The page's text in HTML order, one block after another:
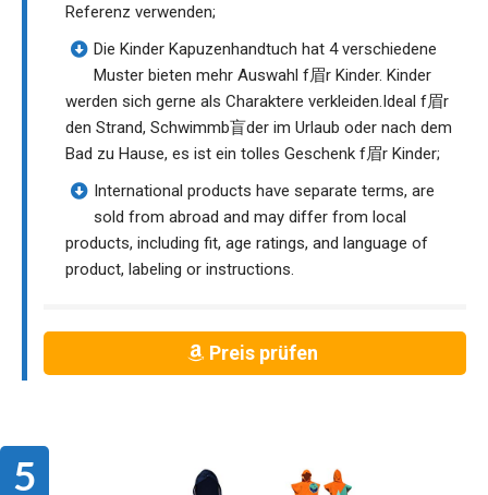
Referenz verwenden;
Die Kinder Kapuzenhandtuch hat 4 verschiedene
Muster bieten mehr Auswahl f眉r Kinder. Kinder
werden sich gerne als Charaktere verkleiden.Ideal f眉r
den Strand, Schwimmb盲der im Urlaub oder nach dem
Bad zu Hause, es ist ein tolles Geschenk f眉r Kinder;
International products have separate terms, are
sold from abroad and may differ from local
products, including fit, age ratings, and language of
product, labeling or instructions.
Preis prüfen